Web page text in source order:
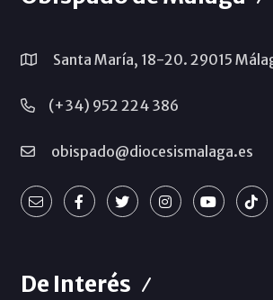
Santa María, 18-20. 29015
(+34) 952 224 386
obispado@diocesismalaga.es
De Interés